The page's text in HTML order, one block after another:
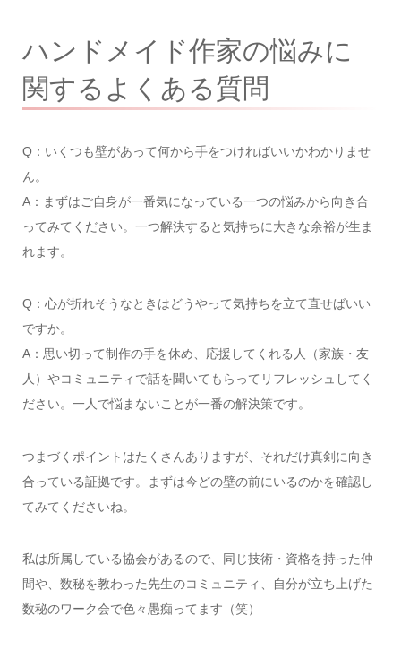
ハンドメイド作家の悩みに
関するよくある質問
Q：いくつも壁があって何から手をつければいいかわかりませ
ん。
A：まずはご自身が一番気になっている一つの悩みから向き合
ってみてください。一つ解決すると気持ちに大きな余裕が生ま
れます。
Q：心が折れそうなときはどうやって気持ちを立て直せばいい
ですか。
A：思い切って制作の手を休め、応援してくれる人（家族・友
人）やコミュニティで話を聞いてもらってリフレッシュしてく
ださい。一人で悩まないことが一番の解決策です。
つまづくポイントはたくさんありますが、それだけ真剣に向き
合っている証拠です。まずは今どの壁の前にいるのかを確認し
てみてくださいね。
私は所属している協会があるので、同じ技術・資格を持った仲
間や、数秘を教わった先生のコミュニティ、自分が立ち上げた
数秘のワーク会で色々愚痴ってます（笑）